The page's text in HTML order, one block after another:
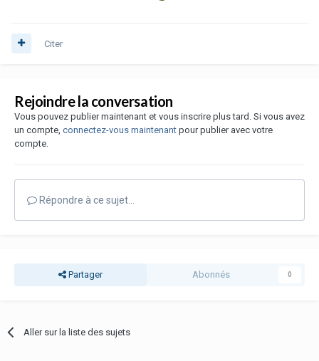
Citer
Rejoindre la conversation
Vous pouvez publier maintenant et vous inscrire plus tard. Si vous avez
un compte, connectez-vous maintenant pour publier avec votre
compte.
Répondre à ce sujet…
Partager Abonnés 0
Aller sur la liste des sujets